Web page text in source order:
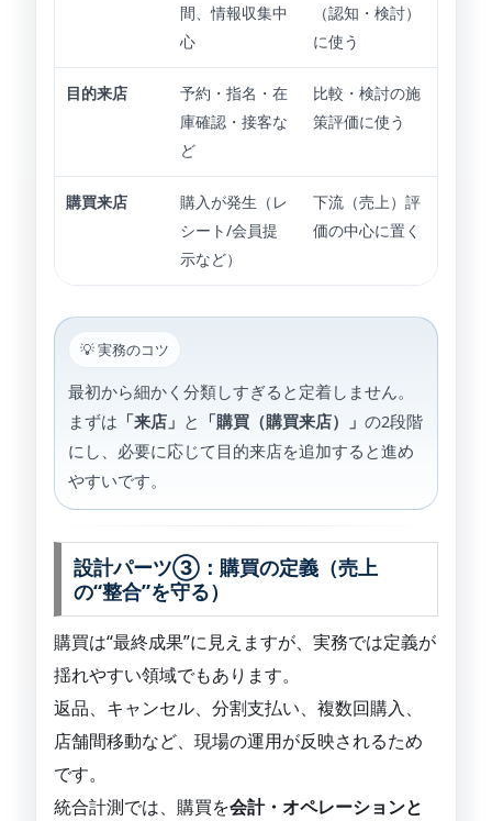
間、情報収集中
心
（認知・検討）
に使う
目的来店
予約・指名・在
庫確認・接客な
ど
比較・検討の施
策評価に使う
購買来店
購入が発生（レ
シート/会員提
示など）
下流（売上）評
価の中心に置く
💡 実務のコツ
最初から細かく分類しすぎると定着しません。
まずは 「来店」 と 「購買（購買来店）」 の2段階
にし、必要に応じて目的来店を追加すると進め
やすいです。
設計パーツ③：購買の定義（売上
の“整合”を守る）
購買は“最終成果”に見えますが、実務では定義が
揺れやすい領域でもあります。
返品、キャンセル、分割支払い、複数回購入、
店舗間移動など、現場の運用が反映されるため
です。
統合計測では、購買を会計・オペレーションと